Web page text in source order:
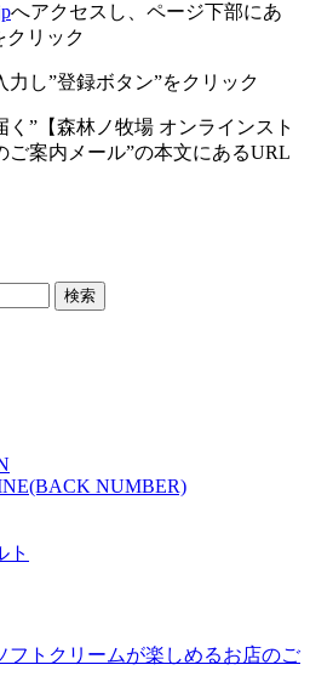
へアクセスし、ページ下部にあ
クリック
し”登録ボタン”をクリック
”【森林ノ牧場 オンラインスト
ご案内メール”の本文にあるURL
NUMBER)
ト
フトクリームが楽しめるお店のご